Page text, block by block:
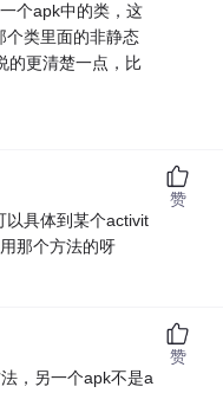
个apk中的类，这
个类里面的非静态
的更清楚一点，比
以具体到某个activit
那个方法的呀
赞
，另一个apk不是a
赞